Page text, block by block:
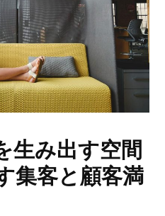
生み出す空間
集客と顧客満